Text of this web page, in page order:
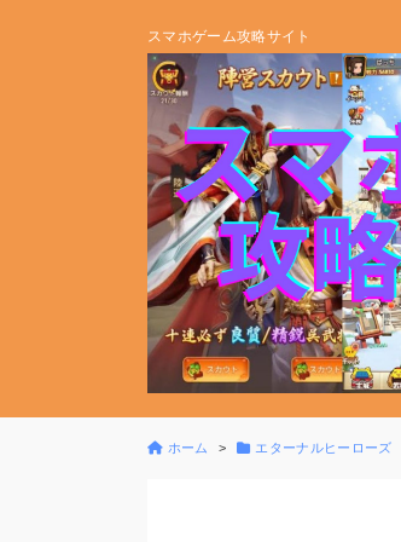
スマホゲーム攻略サイト
ホーム エターナルヒーローズ